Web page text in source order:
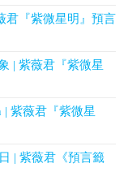
君『紫微星明』預言
| 紫薇君『紫微星
| 紫薇君『紫微星
| 紫薇君《預言籤